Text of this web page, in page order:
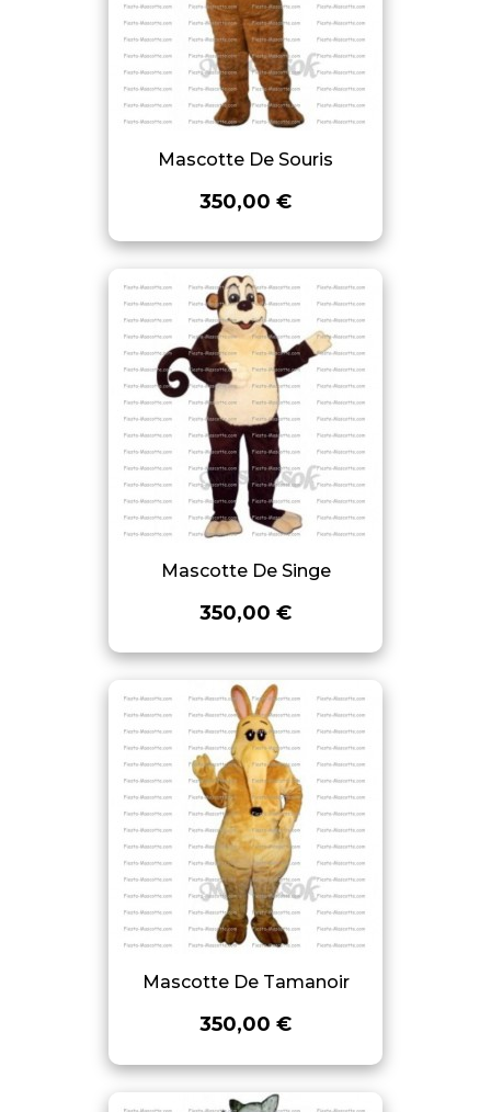
Mascotte De Souris
350,00 €
Mascotte De Singe
350,00 €
Mascotte De Tamanoir
350,00 €